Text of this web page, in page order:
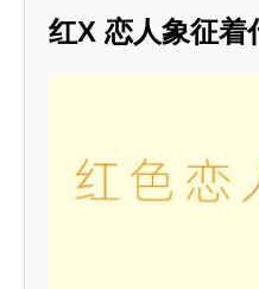
红X 恋人象征着